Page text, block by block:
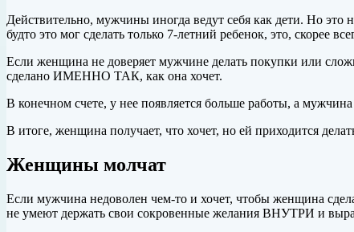
Действительно, мужчины иногда ведут себя как дети. Но
будто это мог сделать только 7-летний ребенок, это, скорее
Если женщина не доверяет мужчине делать покупки или
сделано ИМЕННО ТАК, как она хочет.
В конечном счете, у нее появляется больше работы, а
В итоге, женщина получает, что хочет, но ей приходится
Женщины молчат
Если мужчина недоволен чем-то и хочет, чтобы женщина
не умеют держать свои сокровенные желания ВНУТРИ и